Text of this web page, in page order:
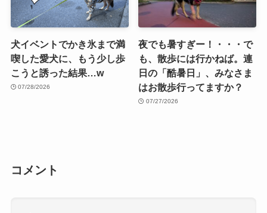
犬イベントでかき氷まで満
喫した愛犬に、もう少し歩
こうと誘った結果…w
07/28/2026
夜でも暑すぎー！・・・で
も、散歩には行かねば。連
日の「酷暑日」、みなさま
はお散歩行ってますか？
07/27/2026
コメント